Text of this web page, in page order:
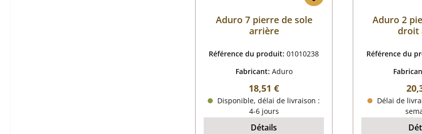
Aduro 7 pierre de sole
arrière
Référence du produit:01010238
Fabricant: Aduro
Prix régulier :
18,51 €
Disponible, délai de livraison :
4-6 jours
Détails
Aduro 2
droit
Référence du
Délai de